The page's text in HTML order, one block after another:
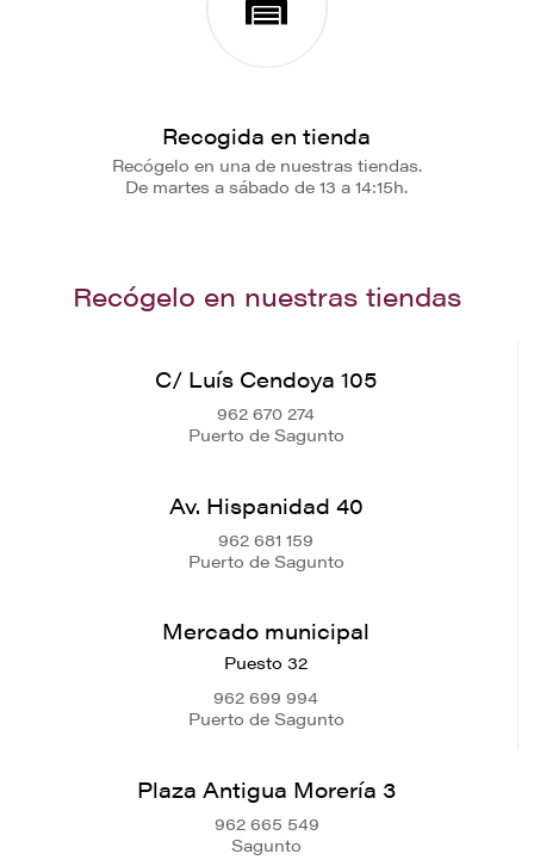
Recogida en tienda
Recógelo en una de nuestras tiendas.
De martes a sábado de 13 a 14:15h.
Recógelo en nuestras tiendas
C/ Luís Cendoya 105
962 670 274
Puerto de Sagunto
Av. Hispanidad 40
962 681 159
Puerto de Sagunto
Mercado municipal
Puesto 32
962 699 994
Puerto de Sagunto
Plaza Antigua Morería 3
962 665 549
Sagunto